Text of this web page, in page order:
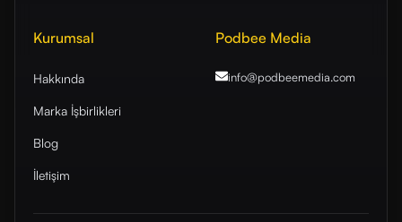
Kurumsal
Hakkında
Marka İşbirlikleri
Blog
İletişim
Podbee Media
info@podbeemedia.com